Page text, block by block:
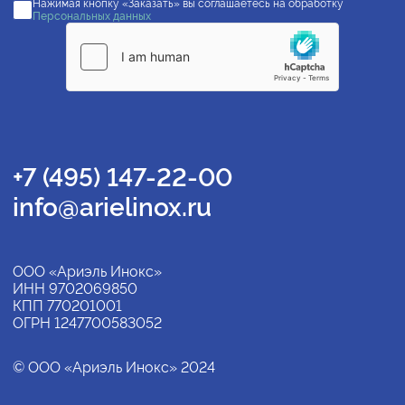
Нажимая кнопку «Заказать» вы соглашаетесь на обработку
Персональных данных
+7 (495) 147-22-00
info@arielinox.ru
ООО «Ариэль Инокс»
ИНН 9702069850
КПП 770201001
ОГРН 1247700583052
© ООО «Ариэль Инокс» 2024